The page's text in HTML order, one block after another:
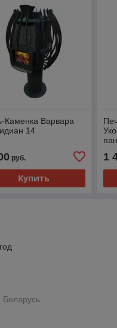
Каменка Варвара
14
руб.
Купить
1